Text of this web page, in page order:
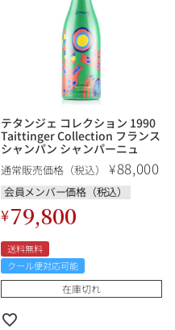
スクリーミング・
イーグル
テタンジェ コレクション 1990
Taittinger Collection フランス
シャンパン シャンパーニュ
通常販売価格（税込） ¥88,000
会員メンバー価格（税込）
¥79,800
送料無料
クール便対応可能
在庫切れ